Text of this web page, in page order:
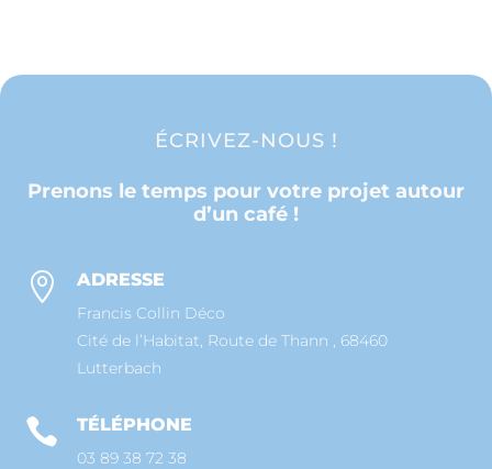
ÉCRIVEZ-NOUS !
Prenons le temps pour votre projet autour
d’un café !
 ADRESSE
Francis Collin Déco
Cité de l’Habitat, Route de Thann , 68460
Lutterbach
 TÉLÉPHONE
03 89 38 72 38